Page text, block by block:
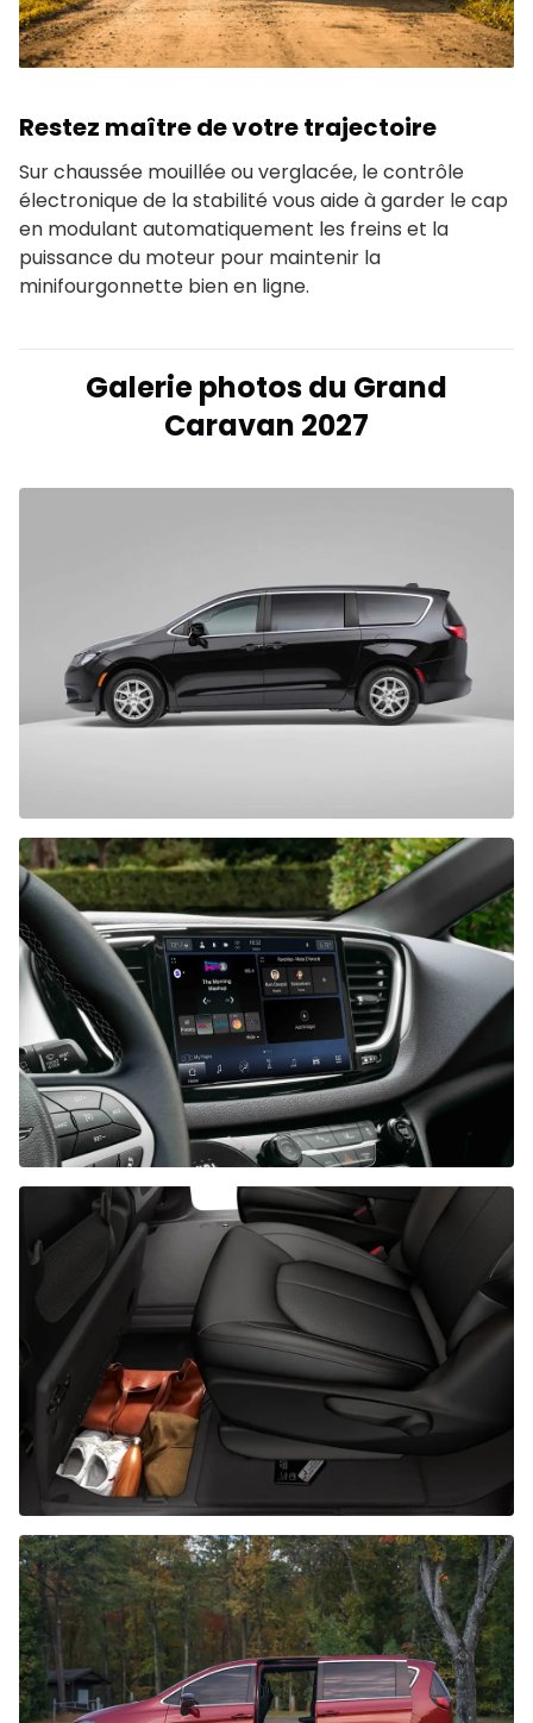
Restez maître de votre trajectoire
Sur chaussée mouillée ou verglacée, le contrôle
électronique de la stabilité vous aide à garder le cap
en modulant automatiquement les freins et la
puissance du moteur pour maintenir la
minifourgonnette bien en ligne.
Galerie photos du Grand
Caravan 2027